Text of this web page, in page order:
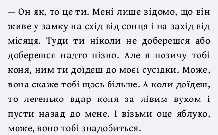
— Он як, то це ти. Мені лише відомо, що він
живе у замку на схід від сонця і на захід від
місяця. Туди ти ніколи не доберешся або
доберешся надто пізно. Але я позичу тобі
коня, ним ти доїдеш до моєї сусідки. Може,
вона скаже тобі щось більше. А коли доїдеш,
то легенько вдар коня за лівим вухом і
пусти назад до мене. І візьми оце яблуко,
може, воно тобі знадобиться.